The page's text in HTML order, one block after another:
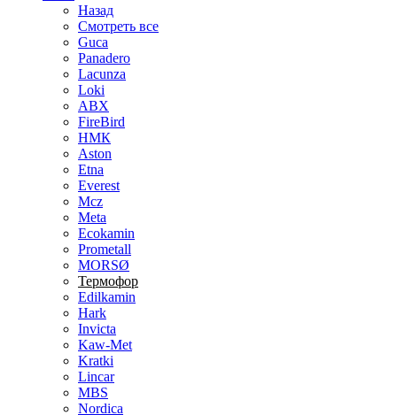
Назад
Смотреть все
Guca
Panadero
Lacunza
Loki
ABX
FireBird
НМК
Aston
Etna
Everest
Mcz
Meta
Ecokamin
Prometall
MORSØ
Термофор
Edilkamin
Hark
Invicta
Kaw-Met
Kratki
Lincar
MBS
Nordica